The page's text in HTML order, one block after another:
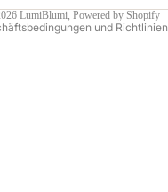
LumiBlumi, Powered by Shopify
und Richtlinien